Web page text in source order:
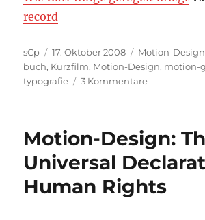
record
Autor
sCp
Veröffentlicht
am
17. Oktober 2008 Kategorien
Motion-Design
buch, Kurzfilm, Motion-Design, motion-
typografie
3 Kommentarezu
geregelt
kriegen
Motion-Design:
Universal
Human Rights